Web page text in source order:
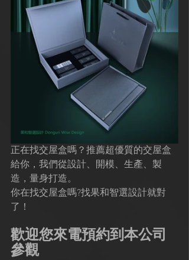
正在找交屋盒嗎？推薦超優質的交屋盒
給你，我們從設計、開模、生產、製
造，量身打造。
你在找交屋盒嗎?找果和智選設計就對
了！
歡迎您來電預約到本公司
參觀